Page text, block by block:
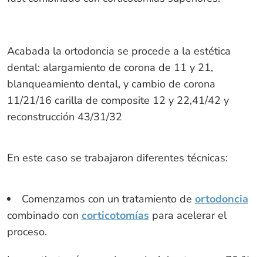
Acabada la ortodoncia se procede a la estética
dental: alargamiento de corona de 11 y 21,
blanqueamiento dental, y cambio de corona
11/21/16 carilla de composite 12 y 22,41/42 y
reconstrucción 43/31/32
En este caso se trabajaron diferentes técnicas:
Comenzamos con un tratamiento de ortodoncia
combinado con corticotomías para acelerar el
proceso.